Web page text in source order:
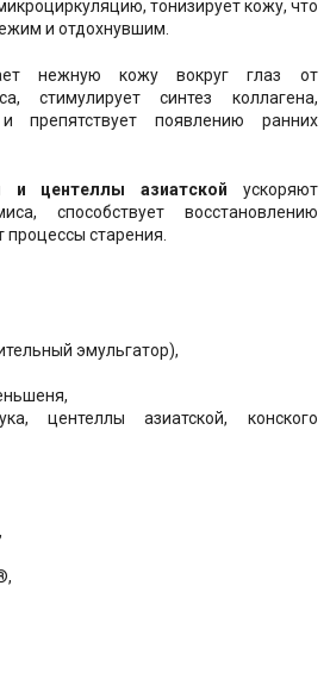
тонизирует кожу, что
и отдохнувшим.
нежную кожу вокруг глаз от
стимулирует синтез коллагена,
препятствует появлению ранних
и центеллы азиатской ускоряют
способствует восстановлению
старения.
эмульгатор),
центеллы азиатской, конского